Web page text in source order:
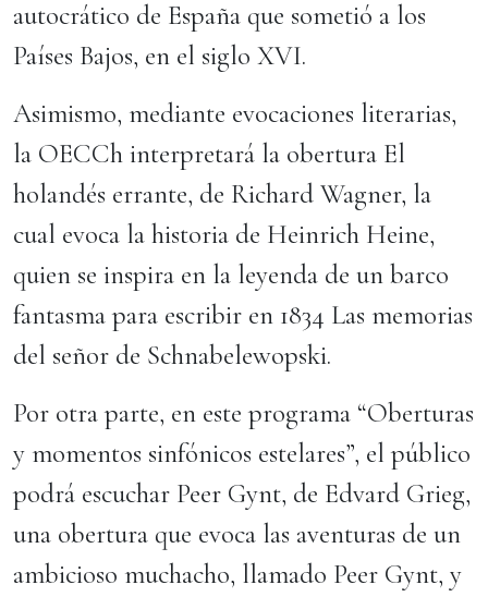
autocrático de España que sometió a los
Países Bajos, en el siglo XVI.
Asimismo, mediante evocaciones literarias,
la OECCh interpretará la obertura El
holandés errante, de Richard Wagner, la
cual evoca la historia de Heinrich Heine,
quien se inspira en la leyenda de un barco
fantasma para escribir en 1834 Las memorias
del señor de Schnabelewopski.
Por otra parte, en este programa “Oberturas
y momentos sinfónicos estelares”, el público
podrá escuchar Peer Gynt, de Edvard Grieg,
una obertura que evoca las aventuras de un
ambicioso muchacho, llamado Peer Gynt, y